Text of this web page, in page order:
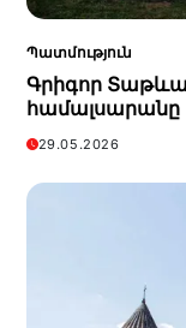
Պատմություն
Գրիգոր
համալսարանը
29.05.2026